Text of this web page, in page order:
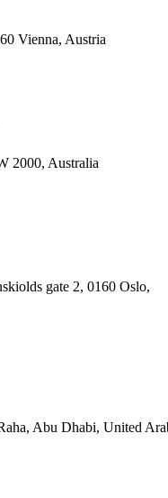
Vienna, Austria
2000, Australia
gate 2, 0160 Oslo,
Abu Dhabi, United